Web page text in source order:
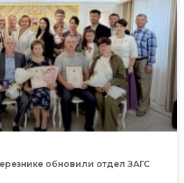
обновили отдел ЗАГС